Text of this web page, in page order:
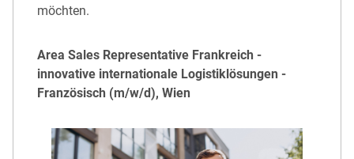
möchten.
Area Sales Representative Frankreich -
innovative internationale Logistiklösungen -
Französisch (m/w/d), Wien